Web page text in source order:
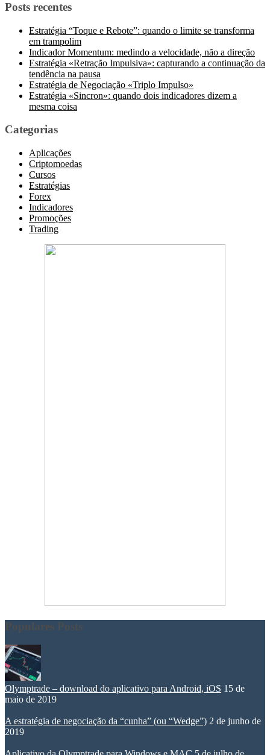
Posts recentes
Estratégia “Toque e Rebote”: quando o limite se transforma
em trampolim
Indicador Momentum: medindo a velocidade, não a direção
Estratégia «Retração Impulsiva»: capturando a continuação da
tendência na pausa
Estratégia de Negociação «Triplo Impulso»
Estratégia «Sincron»: quando dois indicadores dizem a
mesma coisa
Categorias
Aplicações
Criptomoedas
Cursos
Estratégias
Forex
Indicadores
Promoções
Trading
Populares Posts
Olymptrade – download do aplicativo para Android, iOS 15 de
maio de 2019
A estratégia de negociação da “cunha” (ou “Wedge”) 2 de junho de
2019